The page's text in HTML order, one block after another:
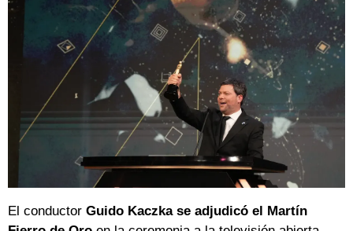
El conductor Guido Kaczka se adjudicó el Martín